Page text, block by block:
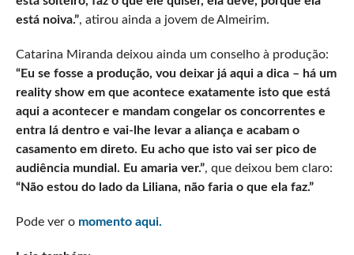
está noiva.”, atirou ainda a jovem de Almeirim.
Catarina Miranda deixou ainda um conselho à produção:
“Eu se fosse a produção, vou deixar já aqui a dica – há um
reality show em que acontece exatamente isto que está
aqui a acontecer e mandam congelar os concorrentes e
entra lá dentro e vai-lhe levar a aliança e acabam o
casamento em direto. Eu acho que isto vai ser pico de
audiência mundial. Eu amaria ver.”, que deixou bem claro:
“Não estou do lado da Liliana, não faria o que ela faz.”
Pode ver o momento aqui.